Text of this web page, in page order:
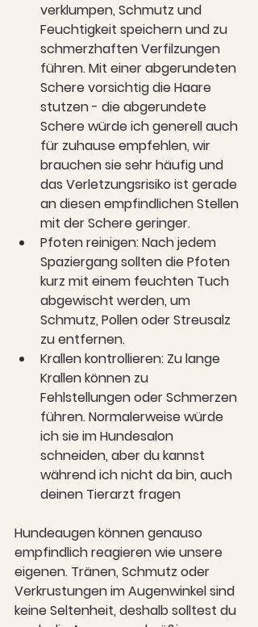
verklumpen, Schmutz und
Feuchtigkeit speichern und zu
schmerzhaften Verfilzungen
führen. Mit einer abgerundeten
Schere vorsichtig die Haare
stutzen - die abgerundete
Schere würde ich generell auch
für zuhause empfehlen, wir
brauchen sie sehr häufig und
das Verletzungsrisiko ist gerade
an diesen empfindlichen Stellen
mit der Schere geringer.
Pfoten reinigen: Nach jedem
Spaziergang sollten die Pfoten
kurz mit einem feuchten Tuch
abgewischt werden, um
Schmutz, Pollen oder Streusalz
zu entfernen.
Krallen kontrollieren: Zu lange
Krallen können zu
Fehlstellungen oder Schmerzen
führen. Normalerweise würde
ich sie im Hundesalon
schneiden, aber du kannst
während ich nicht da bin, auch
deinen Tierarzt fragen
Hundeaugen können genauso
empfindlich reagieren wie unsere
eigenen. Tränen, Schmutz oder
Verkrustungen im Augenwinkel sind
keine Seltenheit, deshalb solltest du